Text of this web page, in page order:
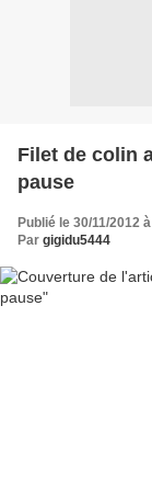
Filet de colin
pause
Publié le 30/11/2012
Par gigidu5444